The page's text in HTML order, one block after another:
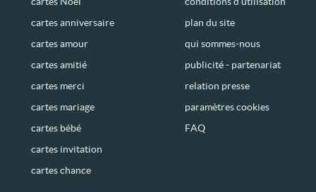
cartes anniversaire
cartes amour
cartes amitié
cartes merci
cartes mariage
cartes bébé
cartes invitation
cartes chance
plan du site
qui sommes-nous
publicité - partenariat
relation presse
paramètres cookies
FAQ